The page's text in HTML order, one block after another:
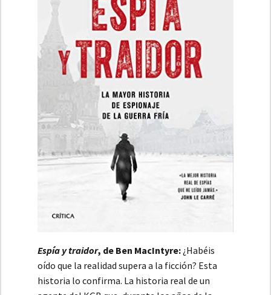
Espía y traidor, de Ben MacIntyre: ¿Habéis
oído que la realidad supera a la ficción? Esta
historia lo confirma. La historia real de un